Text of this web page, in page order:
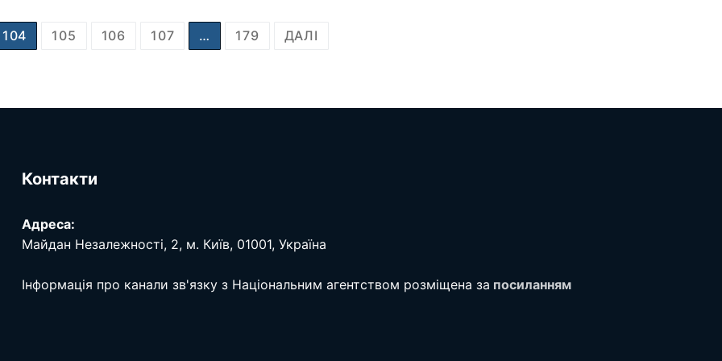
104 105 106 107 … 179 ДАЛІ
Контакти
Адреса:
Майдан Незалежності, 2, м. Київ, 01001, Україна
Інформація про канали зв'язку з Національним агентством розміщена за посиланням